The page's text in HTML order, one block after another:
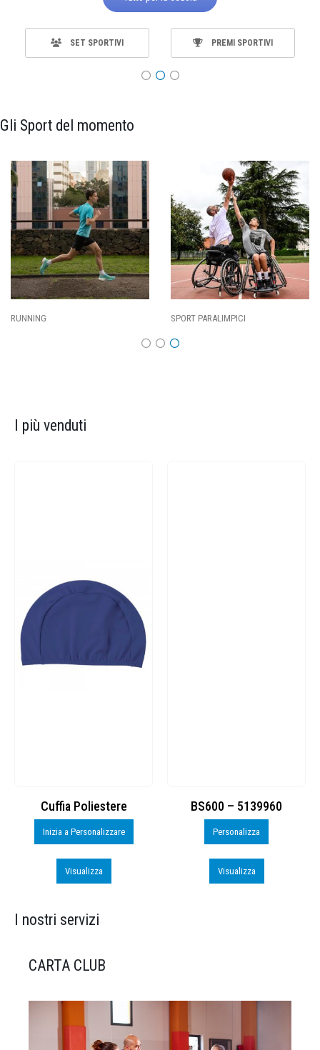
SET SPORTIVI PREMI SPORTIVI
Gli Sport del momento
SPORT PARALIMPICI
I più venduti
Cuffia Poliestere
Inizia a Personalizzare
Visualizza
BS600 – 5139960
Personalizza
Visualizza
I nostri servizi
CARTA CLUB